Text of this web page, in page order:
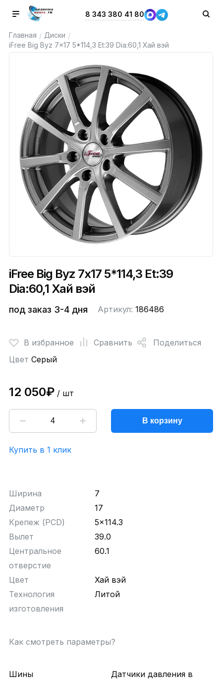
8 343 380 41 80
Главная / Диски /
iFree Big Byz 7x17 5*114,3 Et:39 Dia:60,1 Хай вэй
iFree Big Byz 7x17 5*114,3 Et:39
Dia:60,1 Хай вэй
под заказ 3-4 дня Артикул: 186486
В избранное Сравнить
Поделиться
Цвет Серый
12 050₽/ шт
В корзину
Купить в 1 клик
Ширина
7
Диаметр
17
Крепеж (PCD)
5x114.3
Вылет
39.0
Центральное
отверстие
60.1
Цвет
Хай вэй
Технология
изготовления
Литой
Как смотреть параметры?
Шины
Датчики давления в